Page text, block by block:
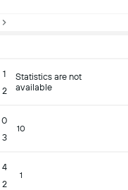
1
2
Statistics are not
available
0
3
10
4
2
1